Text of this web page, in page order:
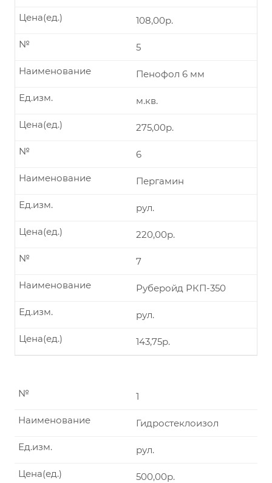
108,00р.
Цена(ед.)
5
№
Пенофол 6 мм
Наименование
м.кв.
Ед.изм.
275,00р.
Цена(ед.)
6
№
Пергамин
Наименование
рул.
Ед.изм.
220,00р.
Цена(ед.)
7
№
Руберойд РКП-350
Наименование
рул.
Ед.изм.
143,75р.
Цена(ед.)
1
№
Гидростеклоизол
Наименование
рул.
Ед.изм.
500,00р.
Цена(ед.)